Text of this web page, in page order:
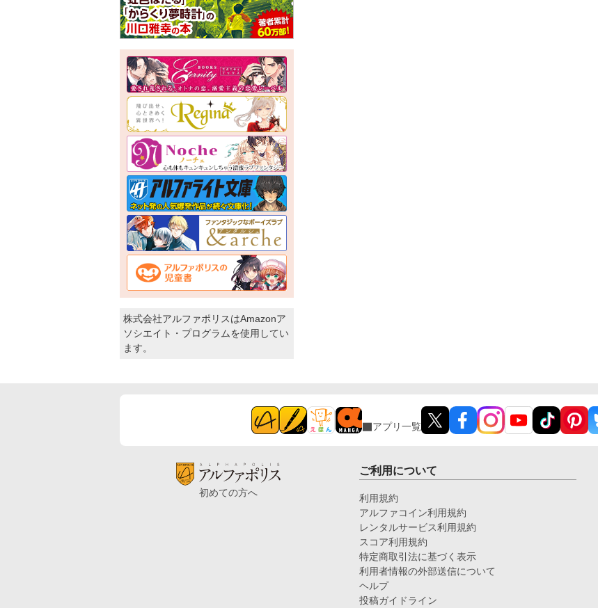
株式会社アルファポリスはAmazonア
ソシエイト・プログラムを使用してい
ます。
アプリ一覧
初めての方へ
ご利用について
利用規約
アルファコイン利用規約
レンタルサービス利用規約
スコア利用規約
特定商取引法に基づく表示
利用者情報の外部送信について
ヘルプ
投稿ガイドライン